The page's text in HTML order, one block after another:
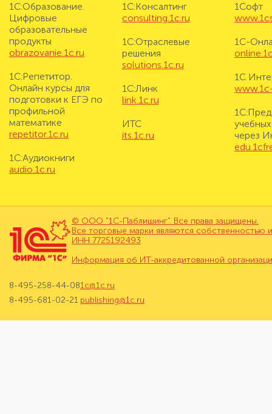
1С:Образование.
Цифровые
образовательные
продукты
obrazovanie.1c.ru
1С:Репетитор.
Онлайн курсы для
подготовки к ЕГЭ по
профильной
математике
repetitor.1c.ru
1С:Аудиокниги
audio.1c.ru
1С:Консалтинг
consulting.1c.ru
1С:Отраслевые
решения
solutions.1c.ru
1С:Линк
link.1c.ru
ИТС
its.1c.ru
1Софт
1С-
1С
через
© ООО "1С-Паблишинг". Все права защищены.
Все торговые марки являются собственностью
ИНН 7725192493
Информация об ИТ-аккредитованной
8-495-258-44-08
8-495-681-02-21
1c@1c.ru
publishing@1c.ru